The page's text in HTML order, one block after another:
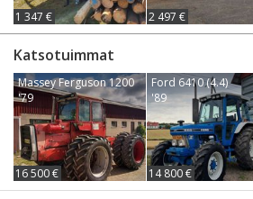
1 347 € 2 497 €
Katsotuimmat
Massey Ferguson 1200
'79
16 500 €
Ford 6410 (4.4)
'89
14 800 €